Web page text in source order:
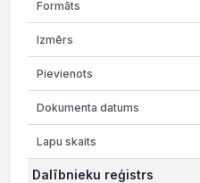
Dalībnieku reģistrs